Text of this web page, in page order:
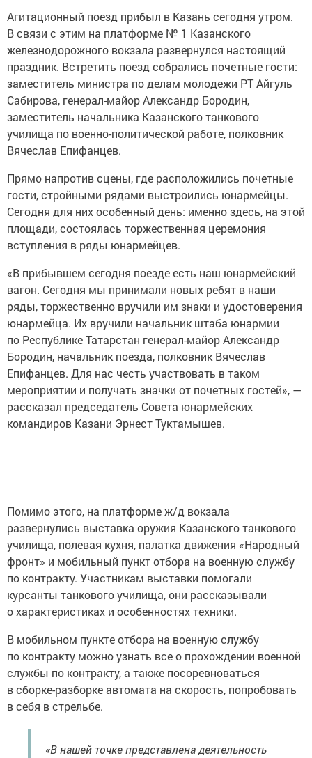
Агитационный поезд прибыл в Казань сегодня утром.
В связи с этим на платформе № 1 Казанского
железнодорожного вокзала развернулся настоящий
праздник. Встретить поезд собрались почетные гости:
заместитель министра по делам молодежи РТ Айгуль
Сабирова, генерал-майор Александр Бородин,
заместитель начальника Казанского танкового
училища по военно-политической работе, полковник
Вячеслав Епифанцев.
Прямо напротив сцены, где расположились почетные
гости, стройными рядами выстроились юнармейцы.
Сегодня для них особенный день: именно здесь, на этой
площади, состоялась торжественная церемония
вступления в ряды юнармейцев.
«В прибывшем сегодня поезде есть наш юнармейский
вагон. Сегодня мы принимали новых ребят в наши
ряды, торжественно вручили им знаки и удостоверения
юнармейца. Их вручили начальник штаба юнармии
по Республике Татарстан генерал-майор Александр
Бородин, начальник поезда, полковник Вячеслав
Епифанцев. Для нас честь участвовать в таком
мероприятии и получать значки от почетных гостей», —
рассказал председатель Совета юнармейских
командиров Казани Эрнест Туктамышев.
Помимо этого, на платформе ж/д вокзала
развернулись выставка оружия Казанского танкового
училища, полевая кухня, палатка движения «Народный
фронт» и мобильный пункт отбора на военную службу
по контракту. Участникам выставки помогали
курсанты танкового училища, они рассказывали
о характеристиках и особенностях техники.
В мобильном пункте отбора на военную службу
по контракту можно узнать все о прохождении военной
службы по контракту, а также посоревноваться
в сборке-разборке автомата на скорость, попробовать
в себя в стрельбе.
«В нашей точке представлена деятельность